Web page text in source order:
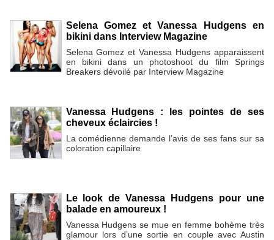
Selena Gomez et Vanessa Hudgens en
bikini dans Interview Magazine
Selena Gomez et Vanessa Hudgens apparaissent
en bikini dans un photoshoot du film Springs
Breakers dévoilé par Interview Magazine
Vanessa Hudgens : les pointes de ses
cheveux éclaircies !
La comédienne demande l’avis de ses fans sur sa
coloration capillaire
Le look de Vanessa Hudgens pour une
balade en amoureux !
Vanessa Hudgens se mue en femme bohème très
glamour lors d’une sortie en couple avec Austin